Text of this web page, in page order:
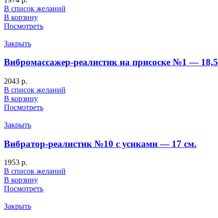
В список желаний
В корзину
Посмотреть
Закрыть
Вибромассажер-реалистик на присоске №1 —
2043 р.
В список желаний
В корзину
Посмотреть
Закрыть
Вибратор-реалистик №10 с усиками — 17 см.
1953 р.
В список желаний
В корзину
Посмотреть
Закрыть